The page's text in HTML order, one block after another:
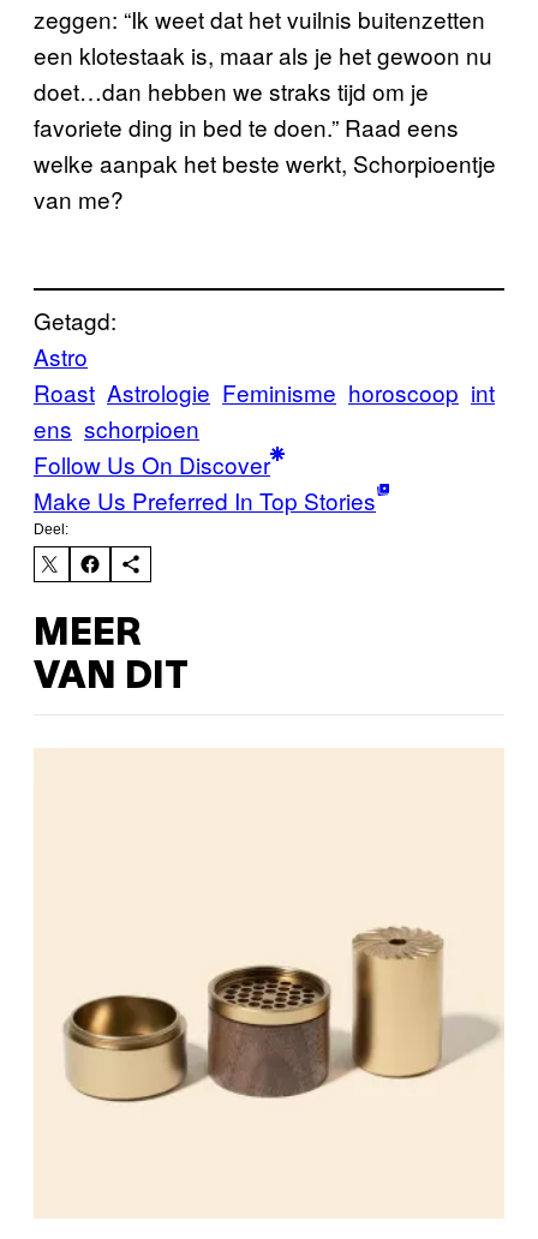
zeggen: “Ik weet dat het vuilnis buitenzetten
een klotestaak is, maar als je het gewoon nu
doet…dan hebben we straks tijd om je
favoriete ding in bed te doen.” Raad eens
welke aanpak het beste werkt, Schorpioentje
van me?
Getagd:
Astro
Roast Astrologie Feminisme horoscoop int
ens schorpioen
Follow Us On Discover
Make Us Preferred In Top Stories
Deel:
MEER
VAN DIT